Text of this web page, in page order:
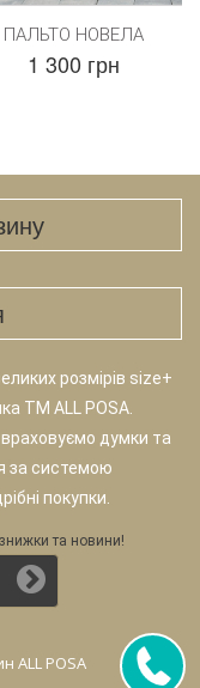
ПАЛЬТО НОВЕЛА
1 300 грн
розмірів size+
TM ALL POSA.
думки та
за системою
покупки.
знижки та новини!
ALL POSA